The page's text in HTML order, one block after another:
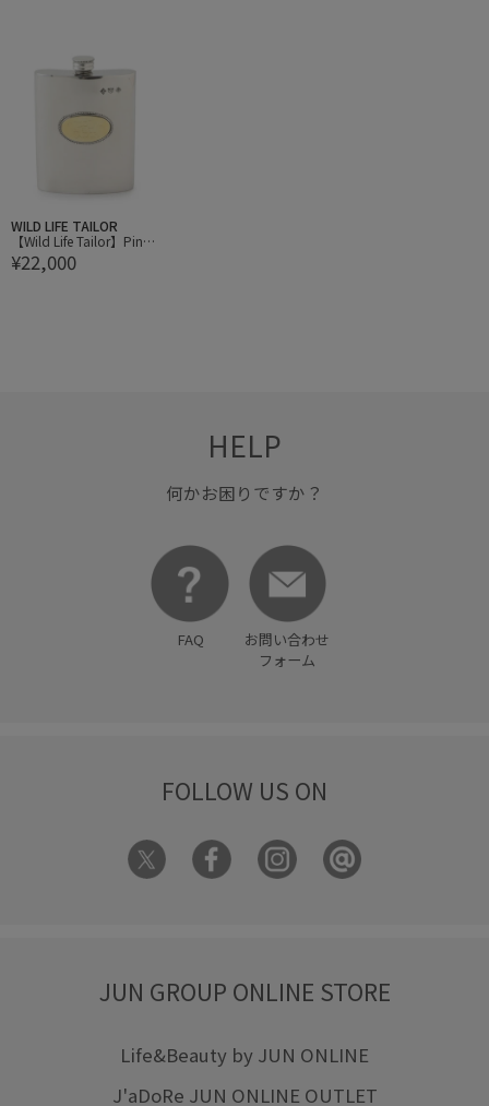
WILD LIFE TAILOR
【Wild Life Tailor】Pinde
r Skittle
¥22,000
HELP
何かお困りですか？
FAQ
お問い合わせ
フォーム
FOLLOW US ON
JUN GROUP ONLINE STORE
Life&Beauty by JUN ONLINE
J'aDoRe JUN ONLINE OUTLET